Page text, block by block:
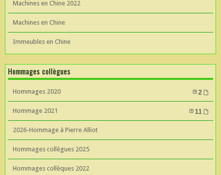
Machines en Chine 2022
Machines en Chine
Immeubles en Chine
Hommages collègues
Hommages 2020 2
Hommage 2021 11
2026-Hommage à Pierre Alliot
Hommages collègues 2025
Hommages collèques 2022